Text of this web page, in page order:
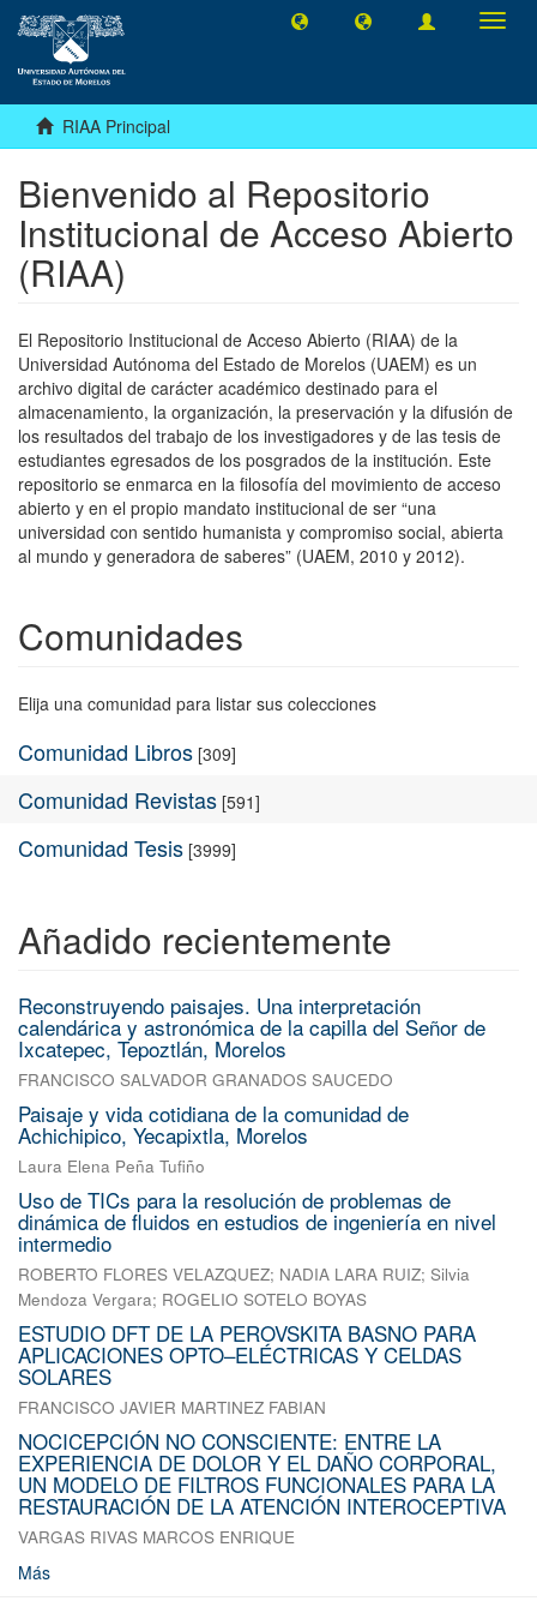
RIAA Principal
Bienvenido al Repositorio
Institucional de Acceso Abierto
(RIAA)
El Repositorio Institucional de Acceso Abierto (RIAA) de la
Universidad Autónoma del Estado de Morelos (UAEM) es un
archivo digital de carácter académico destinado para el
almacenamiento, la organización, la preservación y la difusión de
los resultados del trabajo de los investigadores y de las tesis de
estudiantes egresados de los posgrados de la institución. Este
repositorio se enmarca en la filosofía del movimiento de acceso
abierto y en el propio mandato institucional de ser “una
universidad con sentido humanista y compromiso social, abierta
al mundo y generadora de saberes” (UAEM, 2010 y 2012).
Comunidades
Elija una comunidad para listar sus colecciones
Comunidad Libros [309]
Comunidad Revistas [591]
Comunidad Tesis [3999]
Añadido recientemente
Reconstruyendo paisajes. Una interpretación
calendárica y astronómica de la capilla del Señor de
Ixcatepec, Tepoztlán, Morelos
FRANCISCO SALVADOR GRANADOS SAUCEDO
Paisaje y vida cotidiana de la comunidad de
Achichipico, Yecapixtla, Morelos
Laura Elena Peña Tufiño
Uso de TICs para la resolución de problemas de
dinámica de fluidos en estudios de ingeniería en nivel
intermedio
ROBERTO FLORES VELAZQUEZ; NADIA LARA RUIZ; Silvia
Mendoza Vergara; ROGELIO SOTELO BOYAS
ESTUDIO DFT DE LA PEROVSKITA BASNO PARA
APLICACIONES OPTO–ELÉCTRICAS Y CELDAS
SOLARES
FRANCISCO JAVIER MARTINEZ FABIAN
NOCICEPCIÓN NO CONSCIENTE: ENTRE LA
EXPERIENCIA DE DOLOR Y EL DAÑO CORPORAL,
UN MODELO DE FILTROS FUNCIONALES PARA LA
RESTAURACIÓN DE LA ATENCIÓN INTEROCEPTIVA
VARGAS RIVAS MARCOS ENRIQUE
Más